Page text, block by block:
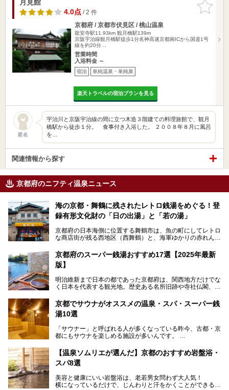
お気に入
りに追加
月見館
4.0点/ 2 件
京都府 / 京都市伏見区 / 桃山温泉
龍安寺駅11.93km 観月橋駅139m
京阪宇治線観月橋駅徒歩1分名神高速京都南ICから国道1号
線を約20分…
営業時間
入浴料金 ～
宿泊 単純温泉・単純泉
楽天トラベルの宿泊プランを見る
匿名
宇治川と京阪宇治線の間に立つ木造３階建ての料理旅館で、観月
橋駅から徒歩１分。 食事付き入浴した。 ２００８年８月に風呂
を…
関連情報から探す
京都府のニフティ温泉ニュース
海の京都・舞鶴に残されたレトロ銭湯をめぐる！登
録有形文化財の「日の出湯」と「若の湯」
京都府の日本海側に位置する舞鶴市は、魚の町にしてレトロ
な商店街が残る西地区（西舞鶴）と、海軍ゆかりの赤れんが
ます。今回案内するのは西地区に今も残る2軒の銭湯「日の
出湯」と「若の湯」。いずれも国の登録有形文化財に指定さ
れた歴史ある建物でありながら、今も現役のお風呂屋さんで
漁師町や商店街で働く人々を支えてきたこの2軒の銭湯とと
ます。
───
この記事は京都府舞鶴市のPR記事です。
京都府のスーパー銭湯おすすめ17選【2025年最新
版】
明治維新まで日本の都であった京都府は、関西地方だけでな
く日本を代表する観光地。歴史ある名所旧跡や寺社仏閣、そ
今回は、そんな京都府で2025年現在おすすめのスーパー銭
湯を紹介します。
部でレジャー気分を満喫できる温泉施設まで、好みのスーパ
ー銭湯を探してみてくださいね。
京都でサウナがオススメの温泉・スパ・スーパー銭
湯10選
「サウナー」と呼ばれる人が多くなっている昨今、古都・京
都にもサウナを楽しめる施設が多いんです。
自分の好きなサウナを探すのもいいですが、さまざまなサウ
ナを体感してみたいですよね。
のある温浴施設を紹介します。
【温泉ソムリエが選んだ】京都のおすすめ岩盤浴・
スパ8選
美容と健康にいい岩盤浴は、老若男女問わず大人気！
横になっているだけで、じんわりと汗をかくことができるの